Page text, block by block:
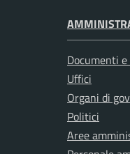
Documenti
Uffici
Organi di
Politici
Aree